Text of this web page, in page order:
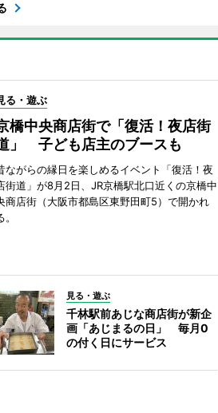
る・遊ぶ
橋中央商店街で「復活！夜店街
」 子ども店主のブースも
ながらの縁日を楽しめるイベント「復活！夜
街道」が8月2日、JR京橋駅北口近くの京橋中
商店街（大阪市都島区東野田町5）で開かれ
。
見る・遊ぶ
千林駅前あじな商店街が新企
画「あじまるの日」 毎月0
の付く日にサービス